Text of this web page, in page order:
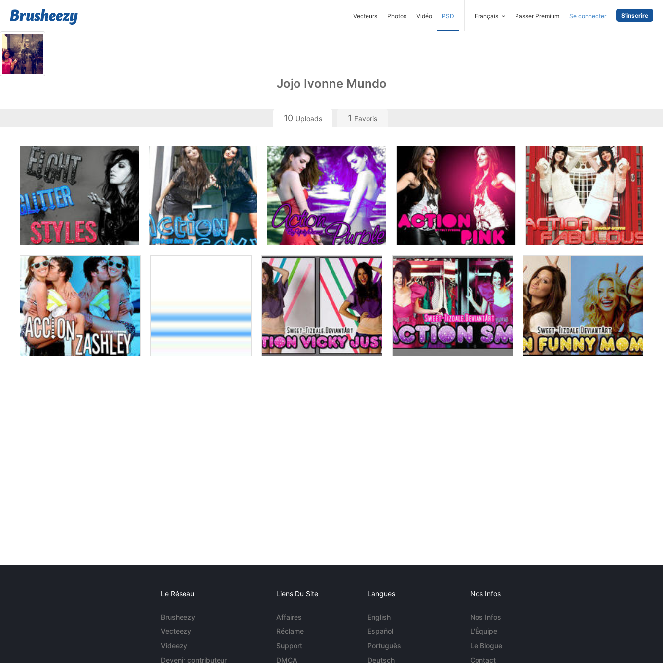
Vecteurs Photos Vidéo PSD Français Passer Premium Se connecter S'inscrire
Jojo Ivonne Mundo
10 Uploads 1 Favoris
Le Réseau
Brusheezy
Vecteezy
Videezy
Devenir contributeur
Liens Du Site
Affaires
Réclame
Support
DMCA
Langues
English
Español
Português
Deutsch
Nos Infos
Nos Infos
L'Équipe
Le Blogue
Contact